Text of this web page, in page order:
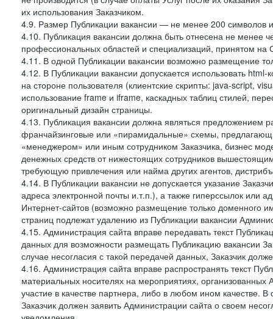
их использования Заказчиком.
4.9. Размер Публикации вакансии — не менее 200 символов
4.10. Публикация вакансии должна быть отнесена не менее
профессиональных областей и специализаций, принятом на
4.11. В одной Публикации вакансии возможно размещение
4.12. В Публикации вакансии допускается использовать
на стороне пользователя (клиентские скрипты: java-script,
использование frame и iframe, каскадных таблиц стилей,
оригинальный дизайн страницы.
4.13. Публикация вакансии должна являться
франчайзинговые или «пирамидальные» схемы,
«менеджером» или иным сотрудником Заказчика, бизнес
денежных средств от нижестоящих сотрудников
требующую привлечения или найма других агентов,
4.14. В Публикации вакансии не допускается указание
адреса электронной почты и.т.п.), а также гиперссылок или
Интернет-сайтов (возможно размещение только доменного
страниц подлежат удалению из Публикации вакансии
4.15. Администрация сайта вправе передавать текст
данных для возможности размещать Публикацию вакансии
случае несогласия с такой передачей данных, Заказчик
4.16. Администрация сайта вправе распространять текст
материальных носителях на мероприятиях,
участие в качестве партнера, либо в любом ином качестве.
Заказчик должен заявить Администрации сайта о своем